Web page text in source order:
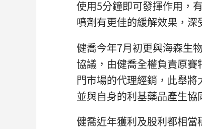
使用5分鐘即可發揮作用，
噴劑有更佳的緩解效果，深
健喬今年7月初更與海森生
協議，由健喬全權負責原
門市場的代理經銷，此舉將
並與自身的利基藥品產生協
健喬近年獲利及股利都相